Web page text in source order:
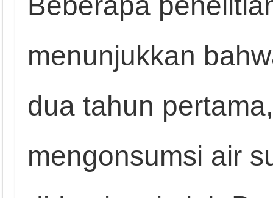
menunjukkan
dua tahun
mengonsumsi air